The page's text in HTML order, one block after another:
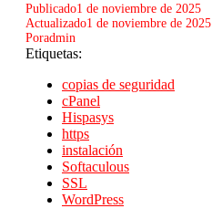
Publicado1 de noviembre de 2025
Actualizado1 de noviembre de 2025
Poradmin
Etiquetas:
copias de seguridad
cPanel
Hispasys
https
instalación
Softaculous
SSL
WordPress